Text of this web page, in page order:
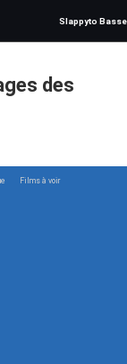
Slappyto Basse
des
Films à voir